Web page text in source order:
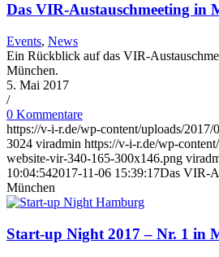
Das VIR-Austauschmeeting in
Events, News
Ein Rückblick auf das VIR-
München.
5. Mai 2017
/
0 Kommentare
https://v-i-r.de/wp-content/uploads/
3024 viradmin https://v-i-r.de/wp-
website-vir-340-165-300x146.png
10:04:542017-11-06 15:39:17Das VIR-
München
Start-up Night 2017 – Nr. 1 in